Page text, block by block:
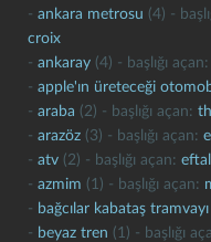
- ankara metrosu (4) -
croix
- ankaray (4) - başlığı açan:
- apple'ın üreteceği
- araba (2) - başlığı açan:
- arazöz (3) - başlığı açan:
- atv (2) - başlığı açan:
- azmim (1) - başlığı açan:
- bağcılar kabataş tramvayı
- beyaz tren (1) - başlığı